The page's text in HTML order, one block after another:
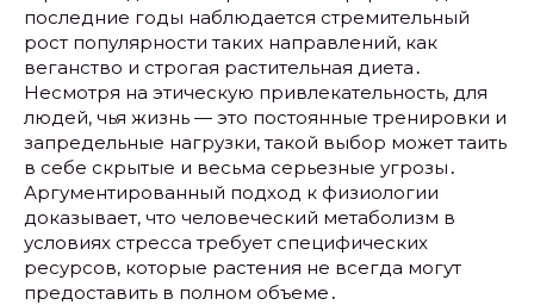
последние годы наблюдается стремительный
рост популярности таких направлений, как
веганство и строгая растительная диета․
Несмотря на этическую привлекательность, для
людей, чья жизнь — это постоянные тренировки и
запредельные нагрузки, такой выбор может таить
в себе скрытые и весьма серьезные угрозы․
Аргументированный подход к физиологии
доказывает, что человеческий метаболизм в
условиях стресса требует специфических
ресурсов, которые растения не всегда могут
предоставить в полном объеме․